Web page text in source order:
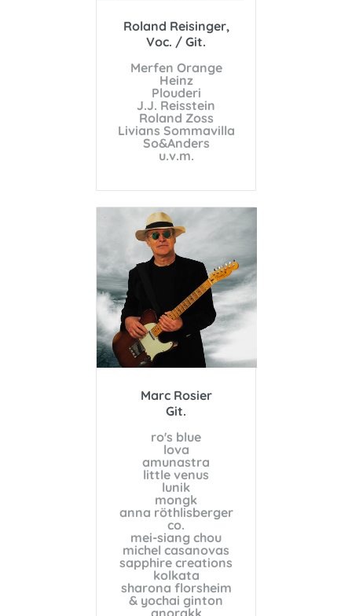
Roland Reisinger,
Voc. / Git.
Merfen Orange
Heinz
Plouderi
J.J. Reisstein
Roland Zoss
Livians Sommavilla
So&Anders
u.v.m.
Marc Rosier
Git.
ro's blue
lova
amunastra
little venus
lunik
mongk
anna röthlisberger
co.
mei-siang chou
michel casanovas
sapphire creations
kolkata
sharona florsheim
& yochai ginton
anorakk